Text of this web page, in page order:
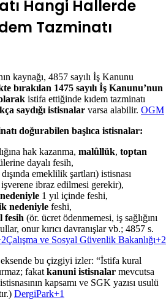
Hangi Hallerde
Tazminatı
kaynağı, 4857 sayılı İş Kanunu
bırakılan 1475 sayılı İş Kanunu’nun
istifa ettiğinde kıdem tazminatı
saydığı istisnalar varsa alabilir. OGM
doğurabilen başlıca istisnalar:
hak kazanma, malûllük, toptan
dayalı fesih,
emeklilik şartları) istisnası
işverene ibraz edilmesi gerekir),
1 yıl içinde feshi,
nedeniyle feshi,
fesih (ör. ücret ödenmemesi, iş sağlığını
onur kırıcı davranışlar vb.; 4857 s.
ve Sosyal Güvenlik Bakanlığı+2
eksende bu çizgiyi izler: “İstifa kural
fakat kanuni istisnalar mevcutsa
kapsamı ve SGK yazısı usulü
DergiPark+1